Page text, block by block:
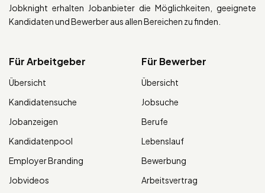
Jobknight erhalten Jobanbieter die Möglichkeiten, geeignete
Kandidaten und Bewerber aus allen Bereichen zu finden.
Für Arbeitgeber
Übersicht
Kandidatensuche
Jobanzeigen
Kandidatenpool
Employer Branding
Jobvideos
Für Bewerber
Übersicht
Jobsuche
Berufe
Lebenslauf
Bewerbung
Arbeitsvertrag